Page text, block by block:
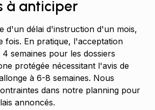
à anticiper
d'un délai d'instruction d'un mois,
fois. En pratique, l'acceptation
semaines pour les dossiers
protégée nécessitant l'avis de
à 6-8 semaines. Nous
dans notre planning pour
annoncés.